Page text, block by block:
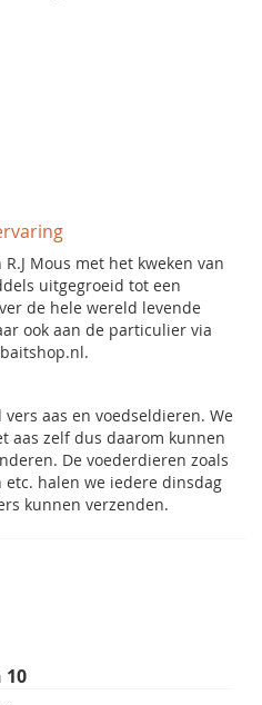
Mous met het kweken van
uitgegroeid tot een
de hele wereld levende
ook aan de particulier via
aas en voedseldieren. We
aas zelf dus daarom kunnen
De voederdieren zoals
etc. halen we iedere dinsdag
kunnen verzenden.
10